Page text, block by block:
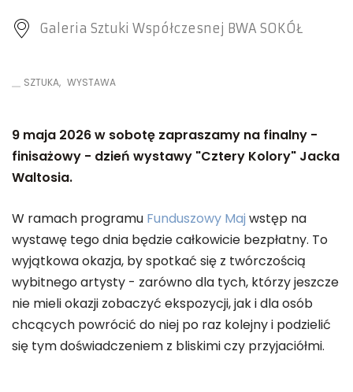
Galeria Sztuki Współczesnej BWA SOKÓŁ
SZTUKA WYSTAWA
9 maja 2026 w sobotę zapraszamy na finalny -
finisażowy - dzień wystawy "Cztery Kolory" Jacka
Waltosia.
W ramach programu Funduszowy Maj wstęp na
wystawę tego dnia będzie całkowicie bezpłatny. To
wyjątkowa okazja, by spotkać się z twórczością
wybitnego artysty - zarówno dla tych, którzy jeszcze
nie mieli okazji zobaczyć ekspozycji, jak i dla osób
chcących powrócić do niej po raz kolejny i podzielić
się tym doświadczeniem z bliskimi czy przyjaciółmi.